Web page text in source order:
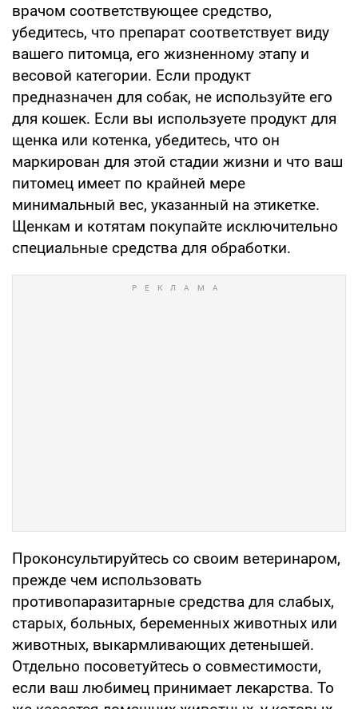
врачом соответствующее средство,
убедитесь, что препарат соответствует виду
вашего питомца, его жизненному этапу и
весовой категории. Если продукт
предназначен для собак, не используйте его
для кошек. Если вы используете продукт для
щенка или котенка, убедитесь, что он
маркирован для этой стадии жизни и что ваш
питомец имеет по крайней мере
минимальный вес, указанный на этикетке.
Щенкам и котятам покупайте исключительно
специальные средства для обработки.
Проконсультируйтесь со своим ветеринаром,
прежде чем использовать
противопаразитарные средства для слабых,
старых, больных, беременных животных или
животных, выкармливающих детенышей.
Отдельно посоветуйтесь о совместимости,
если ваш любимец принимает лекарства. То